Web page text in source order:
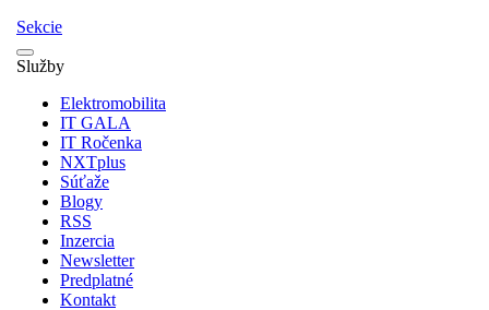
Sekcie
Služby
Elektromobilita
IT GALA
IT Ročenka
NXTplus
Súťaže
Blogy
RSS
Inzercia
Newsletter
Predplatné
Kontakt